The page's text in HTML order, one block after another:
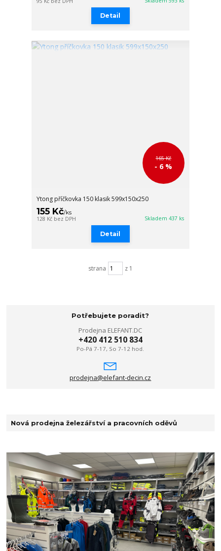
Detail
165 Kč
- 6 %
Ytong příčkovka 150 klasik 599x150x250
155 Kč/ks
128 Kč bez DPH Skladem 437 ks
Detail
strana z 1
Potřebujete poradit?
Prodejna ELEFANT.DC
+420 412 510 834
Po-Pá 7-17, So 7-12 hod.
prodejna@elefant-decin.cz
Nová prodejna železářství a pracovních oděvů